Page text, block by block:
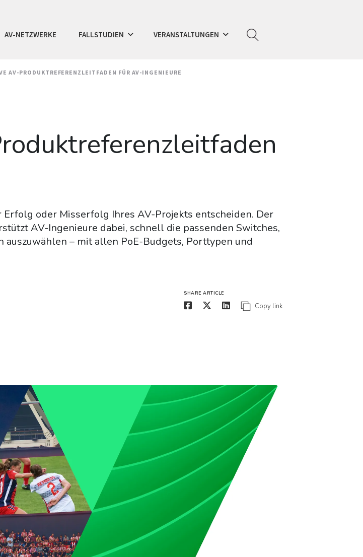
AV-NETZWERKE FALLSTUDIEN VERANSTALTUNGEN
AV-PRODUKTREFERENZLEITFADEN FÜR AV-INGENIEURE
oder Misserfolg Ihres AV-Projekts entscheiden. Der
AV-Ingenieure dabei, schnell die passenden Switches,
– mit allen PoE-Budgets, Porttypen und
SHARE ARTICLE
Copy link